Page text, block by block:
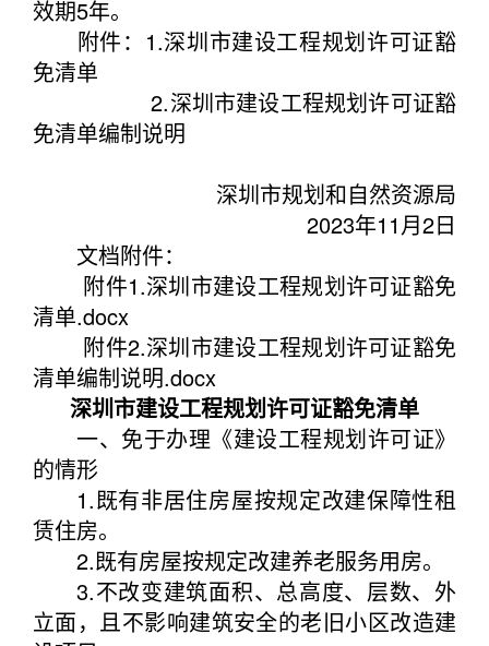
效期5年。
附件：1.深圳市建设工程规划许可证豁
免清单
2.深圳市建设工程规划许可证豁
免清单编制说明
深圳市规划和自然资源局
2023年11月2日
文档附件：
附件1.深圳市建设工程规划许可证豁免
清单.docx
附件2.深圳市建设工程规划许可证豁免
清单编制说明.docx
深圳市建设工程规划许可证豁免清单
一、免于办理《建设工程规划许可证》
的情形
1.既有非居住房屋按规定改建保障性租
赁住房。
2.既有房屋按规定改建养老服务用房。
3.不改变建筑面积、总高度、层数、外
立面，且不影响建筑安全的老旧小区改造建